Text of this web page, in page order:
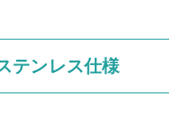
テンレス仕様